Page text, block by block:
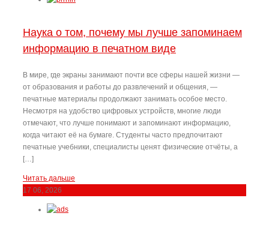
Наука о том, почему мы лучше запоминаем
информацию в печатном виде
В мире, где экраны занимают почти все сферы нашей жизни —
от образования и работы до развлечений и общения, —
печатные материалы продолжают занимать особое место.
Несмотря на удобство цифровых устройств, многие люди
отмечают, что лучше понимают и запоминают информацию,
когда читают её на бумаге. Студенты часто предпочитают
печатные учебники, специалисты ценят физические отчёты, а
[…]
Читать дальше
17 06, 2026